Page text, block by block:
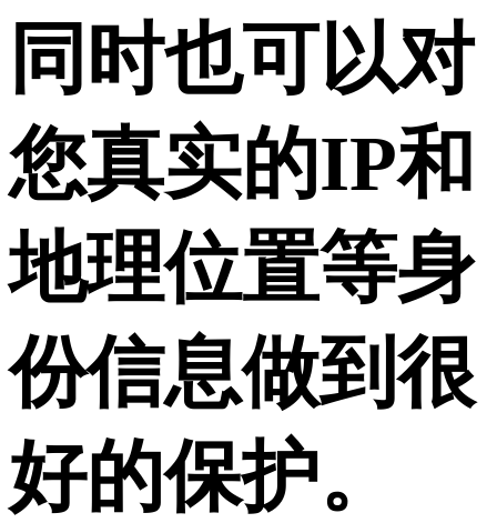
同时也可以对
您真实的IP和
地理位置等身
份信息做到很
好的保护。